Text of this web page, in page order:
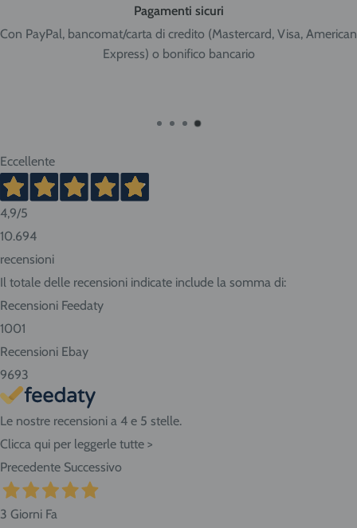
lavorative dal momento della spedizione. Il codice di
tracciamento del pacco viene sempre fornito non appena
consegneremo il pacco al corriere.
TIPO DI PRODOTTO NORD-CENTRO
Bombole sopra 5 litri
Nord-Centro: Friuli Venezia Giulia, Veneto, Trentino Alto
Adige, Lombardia, Emilia Romagna, Piemonte, Liguria, Val
d'Aosta, Toscana, Marche, Umbria, Lazio, Abruzzo.
Sud: Molise, Campania, Basilicata, Puglia, Calabria
Isole: Sicilia, Sardegna.
ATTENZIONE:
ricaricabili da 5 e 14 litri o bombole usa e getta da 14 litri la
Pagamenti sicuri
Con PayPal, bancomat/carta di credito (Mastercard, Visa, American
Express) o bonifico bancario
Eccellente
4,9/5
10.694
recensioni
Il totale delle recensioni indicate include la somma di:
Recensioni Feedaty
1001
Recensioni Ebay
9693
Le nostre recensioni a 4 e 5 stelle.
Clicca qui per leggerle tutte >
Precedente Successivo
3 Giorni Fa